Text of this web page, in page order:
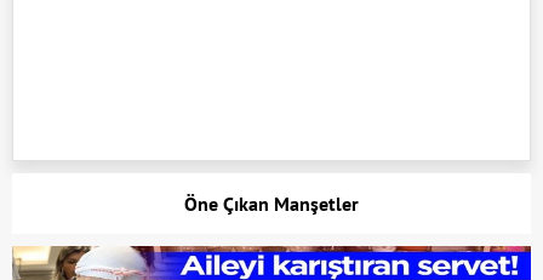
Öne Çıkan Manşetler